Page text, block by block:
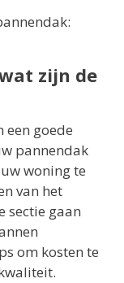
zijn de
een goede
pannendak
woning te
van het
sectie gaan
om kosten te